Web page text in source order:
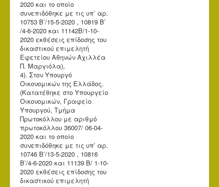
2020 και το οποίο
συνεπιδόθηκε με τις υπ’ αρ.
10753 Β’/15-5-2020 , 10819 Β’
/4-6-2020 και 11142Β/1-10-
2020 εκθέσεις επίδοσης του
δικαστικού επιμελητή
Εφετείου Αθηνών Αχιλλέα
Π. Μαργιόλα),
4). Στον Υπουργό
Οικονομικών της Ελλάδος.
(Κατατέθηκε στο Υπουργείο
Οικονομικών, Γραφείο
Υπουργού, Τμήμα
Πρωτοκόλλου με αριθμό
πρωτοκόλλου 36007/ 06-04-
2020 και το οποίο
συνεπιδόθηκε με τις υπ’ αρ.
10746 Β’/13-5-2020 , 10816
Β’/4-6-2020 και 11139 Β/ 1-10-
2020 εκθέσεις επίδοσης του
δικαστικού επιμελητή